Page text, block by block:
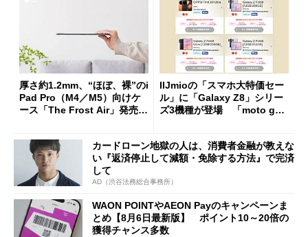
厚さ約1.2mm、“ほぼ、裸”のi
Pad Pro（M4／M5）向けケ
ース「The Frost Air」発売
IIJmioの「スマホ大特価セー
ル」に「Galaxy Z8」シリー
ズ3機種が登場 「moto g37
カードローン地獄の人は、消費者金融が教えな
い『返済停止して減額・免除する方法』で完済
して
AD（渋谷法務総合事務所）
WAON POINTやAEON Payのキャンペーンま
とめ【8月6日最新版】 ポイント10～20倍の
獲得チャンス多数